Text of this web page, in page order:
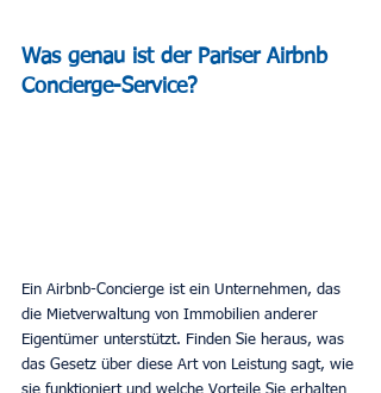
Was genau ist der Pariser Airbnb
Concierge-Service?
Ein Airbnb-Concierge ist ein Unternehmen, das
die Mietverwaltung von Immobilien anderer
Eigentümer unterstützt. Finden Sie heraus, was
das Gesetz über diese Art von Leistung sagt, wie